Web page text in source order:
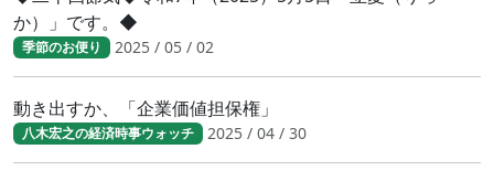
か）」です。◆
季節のお便り 2025 / 05 / 02
動き出すか、「企業価値担保権」
八木宏之の経済時事ウォッチ 2025 / 04 / 30